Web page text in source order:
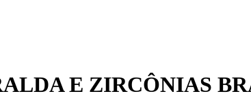
E ZIRCÔNIAS